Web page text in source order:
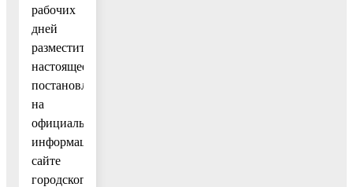
рабочих
дней
разместить
настоящее
постановление
на
официальном
информационном
сайте
городского